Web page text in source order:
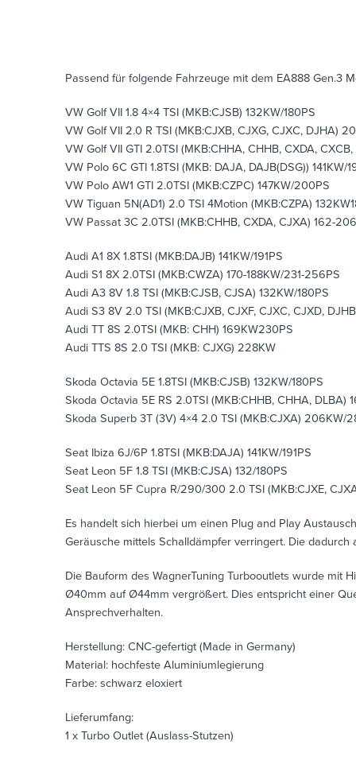
Passend für folgende Fahrzeuge mit dem EA888 Gen.3
VW Golf VII 1.8 4×4 TSI (MKB:CJSB) 132KW/180PS
VW Golf VII 2.0 R TSI (MKB:CJXB, CJXG, CJXC, DJHA)
VW Golf VII GTI 2.0TSI (MKB:CHHA, CHHB, CXDA,
VW Polo 6C GTI 1.8TSI (MKB: DAJA, DAJB(DSG)) 141KW/
VW Polo AW1 GTI 2.0TSI (MKB:CZPC) 147KW/200PS
VW Tiguan 5N(AD1) 2.0 TSI 4Motion (MKB:CZPA)
VW Passat 3C 2.0TSI (MKB:CHHB, CXDA, CJXA) 162-
Audi A1 8X 1.8TSI (MKB:DAJB) 141KW/191PS
Audi S1 8X 2.0TSI (MKB:CWZA) 170-188KW/231-256PS
Audi A3 8V 1.8 TSI (MKB:CJSB, CJSA) 132KW/180PS
Audi S3 8V 2.0 TSI (MKB:CJXB, CJXF, CJXC, CJXD,
Audi TT 8S 2.0TSI (MKB: CHH) 169KW230PS
Audi TTS 8S 2.0 TSI (MKB: CJXG) 228KW
Skoda Octavia 5E 1.8TSI (MKB:CJSB) 132KW/180PS
Skoda Octavia 5E RS 2.0TSI (MKB:CHHB, CHHA, DLBA)
Skoda Superb 3T (3V) 4×4 2.0 TSI (MKB:CJXA) 206KW/
Seat Ibiza 6J/6P 1.8TSI (MKB:DAJA) 141KW/191PS
Seat Leon 5F 1.8 TSI (MKB:CJSA) 132/180PS
Seat Leon 5F Cupra R/290/300 2.0 TSI (MKB:CJXE,
Es handelt sich hierbei um einen Plug and Play
Geräusche mittels Schalldämpfer verringert. Die
Die Bauform des WagnerTuning Turbooutlets wurde mit
Ø40mm auf Ø44mm vergrößert. Dies entspricht einer
Ansprechverhalten.
Herstellung: CNC-gefertigt (Made in Germany)
Material: hochfeste Aluminiumlegierung
Farbe: schwarz eloxiert
Lieferumfang:
1 x Turbo Outlet (Auslass-Stutzen)